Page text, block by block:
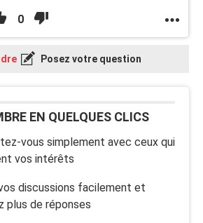
0
Posez votre question
EN QUELQUES CLICS
vous simplement avec ceux qui
vos intérêts
discussions facilement et
plus de réponses